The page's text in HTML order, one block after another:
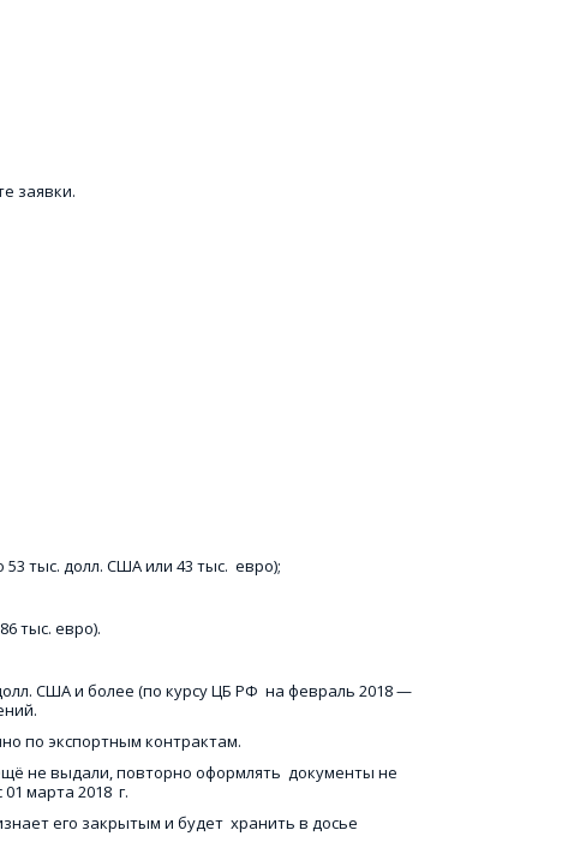
заявки.
тыс. долл. США или 43 тыс.  евро);
тыс. евро).
США и более (по курсу ЦБ РФ  на февраль 2018 —
по экспортным контрактам.
не выдали, повторно оформлять  документы не
марта 2018  г.
его закрытым и будет  хранить в досье